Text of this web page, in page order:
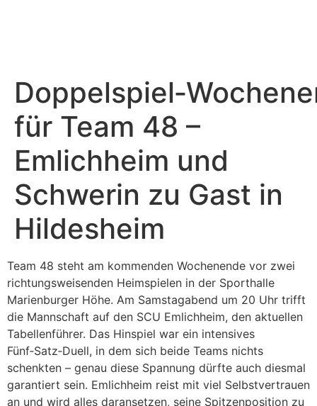
für Team 48 –
Emlichheim und
Schwerin zu Gast in
Hildesheim
Team 48 steht am kommenden Wochenende vor zwei
richtungsweisenden Heimspielen in der Sporthalle
Marienburger Höhe. Am Samstagabend um 20 Uhr trifft
die Mannschaft auf den SCU Emlichheim, den aktuellen
Tabellenführer. Das Hinspiel war ein intensives
Fünf‑Satz‑Duell, in dem sich beide Teams nichts
schenkten – genau diese Spannung dürfte auch diesmal
garantiert sein. Emlichheim reist mit viel Selbstvertrauen
an und wird alles daransetzen, seine Spitzenposition zu